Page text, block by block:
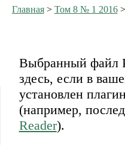
Главная> Том 8 № 1 2016
Выбранный файл
здесь, если в
установлен
(например,
Reader).